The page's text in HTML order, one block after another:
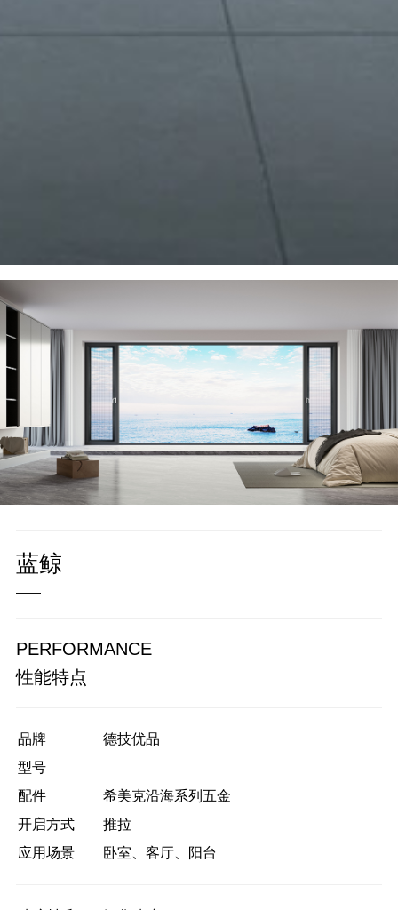
蓝鲸
——
PERFORMANCE
性能特点
品牌
德技优品
型号
配件
希美克沿海系列五金
开启方式
推拉
应用场景
卧室、客厅、阳台